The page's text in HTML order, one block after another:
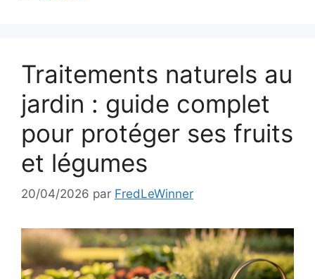
Traitements naturels au
jardin : guide complet
pour protéger ses fruits
et légumes
20/04/2026 par FredLeWinner